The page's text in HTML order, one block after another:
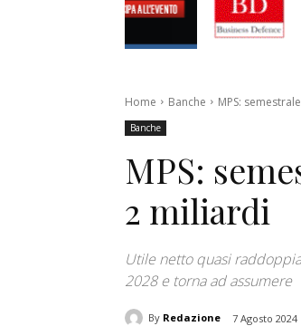
Home Banche MPS:
Banche
MPS:
2 miliardi
Utile netto quasi
2028 e torna ad assumere
By Redazione 7 Agosto 2024